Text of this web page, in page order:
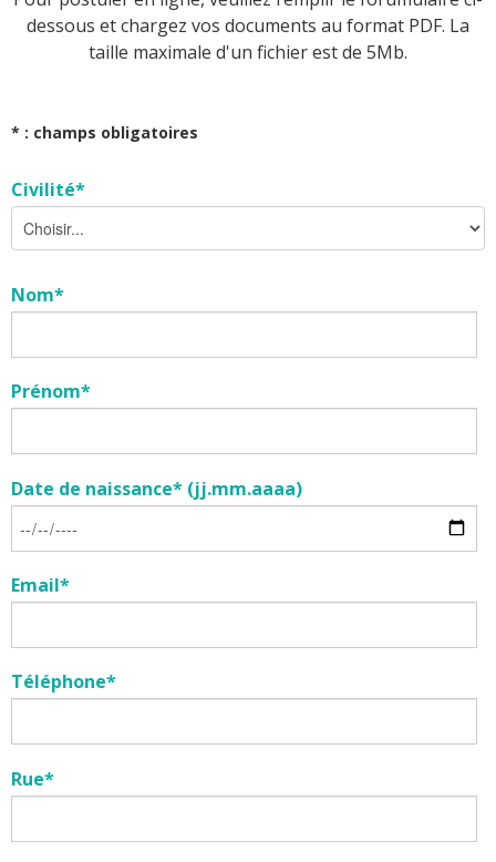
dessous et chargez vos documents au format PDF. La
taille maximale d'un fichier est de 5Mb.
* : champs obligatoires
Civilité*
Nom*
Prénom*
Date de naissance* (jj.mm.aaaa)
Email*
Téléphone*
Rue*